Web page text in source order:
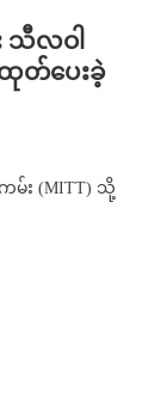
သီလဝါ
တ်ပေးခဲ့
မ်း (MITT) သို့